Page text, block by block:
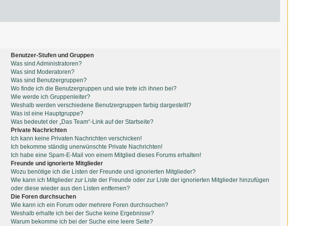
Benutzer-Stufen und Gruppen
Was sind Administratoren?
Was sind Moderatoren?
Was sind Benutzergruppen?
Wo finde ich die Benutzergruppen und wie trete ich ihnen bei?
Wie werde ich Gruppenleiter?
Weshalb werden verschiedene Benutzergruppen farbig dargestellt?
Was ist eine Hauptgruppe?
Was bedeutet der „Das Team“-Link auf der Startseite?
Private Nachrichten
Ich kann keine Privaten Nachrichten verschicken!
Ich bekomme ständig unerwünschte Private Nachrichten!
Ich habe eine Spam-E-Mail von einem Mitglied dieses Forums erhalten!
Freunde und ignorierte Mitglieder
Wozu benötige ich die Listen der Freunde und ignorierten Mitglieder?
Wie kann ich Mitglieder zur Liste der Freunde oder zur Liste der ignorierten Mitglieder hinzufügen
oder diese wieder aus den Listen entfernen?
Die Foren durchsuchen
Wie kann ich ein Forum oder mehrere Foren durchsuchen?
Weshalb erhalte ich bei der Suche keine Ergebnisse?
Warum bekomme ich bei der Suche eine leere Seite?